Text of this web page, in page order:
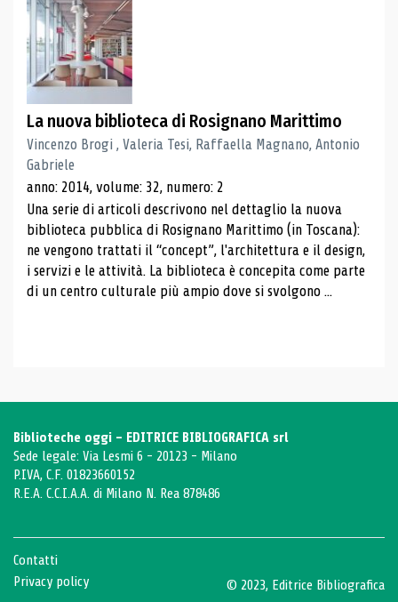
La nuova biblioteca di Rosignano Marittimo
Vincenzo Brogi , Valeria Tesi, Raffaella Magnano, Antonio
Gabriele
anno: 2014, volume: 32, numero: 2
Una serie di articoli descrivono nel dettaglio la nuova
biblioteca pubblica di Rosignano Marittimo (in Toscana):
ne vengono trattati il ​​“concept”, l'architettura e il design,
i servizi e le attività. La biblioteca è concepita come parte
di un centro culturale più ampio dove si svolgono ...
Biblioteche oggi - EDITRICE BIBLIOGRAFICA srl
Sede legale: Via Lesmi 6 - 20123 - Milano
P.IVA, C.F. 01823660152
R.E.A. C.C.I.A.A. di Milano N. Rea 878486
Contatti
Privacy policy
© 2023, Editrice Bibliografica